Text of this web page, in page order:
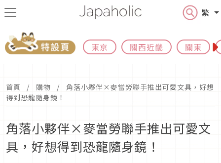
繁
東京 關西近畿 關東
首頁 購物
角落小夥伴×麥當勞聯手推出可愛文具，好想
得到恐龍隨身鏡！
角落小夥伴×麥當勞聯手推出可愛文
具，好想得到恐龍隨身鏡！